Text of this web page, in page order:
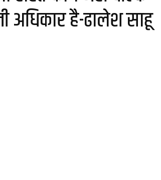
अधिकार है-ढालेश साहू